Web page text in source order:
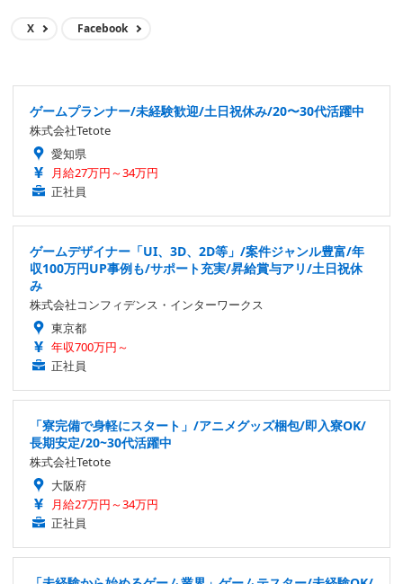
X Facebook
ゲームプランナー/未経験歓迎/土日祝休み/20〜30代活躍中
株式会社Tetote
愛知県
月給27万円～34万円
正社員
ゲームデザイナー「UI、3D、2D等」/案件ジャンル豊富/年
収100万円UP事例も/サポート充実/昇給賞与アリ/土日祝休
み
株式会社コンフィデンス・インターワークス
東京都
年収700万円～
正社員
「寮完備で身軽にスタート」/アニメグッズ梱包/即入寮OK/
長期安定/20~30代活躍中
株式会社Tetote
大阪府
月給27万円～34万円
正社員